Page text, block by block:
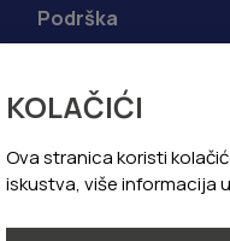
KOLAČIĆI
Ova stranica koristi
iskustva, više informacija
Podrška
Kako do informacija
Najčešća pitanja i
Politika privatnosti
Politika kolačića